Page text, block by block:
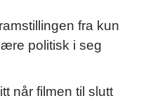
fra kun
politisk i seg
når filmen til slutt